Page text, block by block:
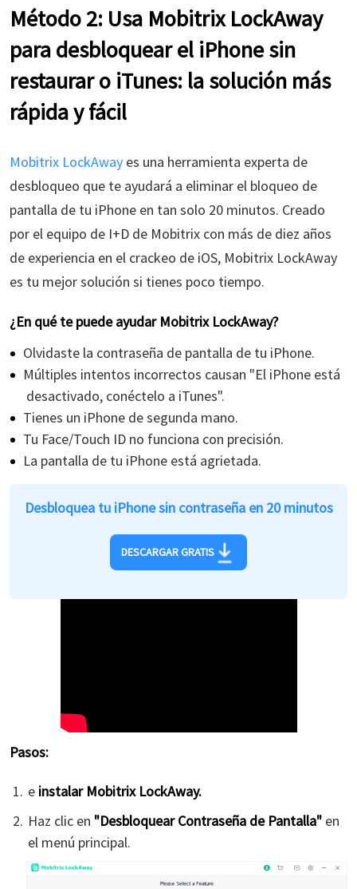
Método 2: Usa Mobitrix LockAway
para desbloquear el iPhone sin
restaurar o iTunes: la solución más
rápida y fácil
Mobitrix LockAway es una herramienta experta de
desbloqueo que te ayudará a eliminar el bloqueo de
pantalla de tu iPhone en tan solo 20 minutos. Creado
por el equipo de I+D de Mobitrix con más de diez años
de experiencia en el crackeo de iOS, Mobitrix LockAway
es tu mejor solución si tienes poco tiempo.
¿En qué te puede ayudar Mobitrix LockAway?
Olvidaste la contraseña de pantalla de tu iPhone.
Múltiples intentos incorrectos causan "El iPhone está
desactivado, conéctelo a iTunes".
Tienes un iPhone de segunda mano.
Tu Face/Touch ID no funciona con precisión.
La pantalla de tu iPhone está agrietada.
Desbloquea tu iPhone sin contraseña en 20 minutos
DESCARGAR GRATIS
Pasos:
e instalar Mobitrix LockAway.
Haz clic en "Desbloquear Contraseña de Pantalla"en
el menú principal.